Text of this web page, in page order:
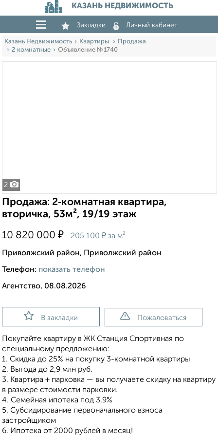
КАЗАНЬ НЕДВИЖИМОСТЬ
Закладки Личный кабинет
Казань Недвижимость Квартиры
Продажа
2‑комнатные
Объявление №1740
2
Продажа: 2‑комнатная квартира,
вторичка, 53м², 19/19 этаж
10 820 000 ₽ 205 100 ₽ за м²
Приволжский район, Приволжский район
Телефон: показать телефон
Агентство, 08.08.2026
В закладки Пожаловаться
Покупайте квартиру в ЖК Станция Спортивная по
специальному предложению:
1. Скидка до 25% на покупку 3-комнатной квартиры
2. Выгода до 2,9 млн руб.
3. Квартира + парковка — вы получаете скидку на квартиру
в размере стоимости парковки.
4. Семейная ипотека под 3,9%
5. Субсидирование первоначального взноса
застройщиком
6. Ипотека от 2000 рублей в месяц!